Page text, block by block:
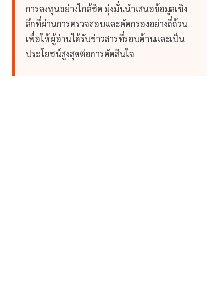
การลงทุนอย่างใกล้ชิด มุ่งมั่นนำเสนอข้อมูลเชิง
ลึกที่ผ่านการตรวจสอบและคัดกรองอย่างถี่ถ้วน
เพื่อให้ผู้อ่านได้รับข่าวสารที่รอบด้านและเป็น
ประโยชน์สูงสุดต่อการตัดสินใจ